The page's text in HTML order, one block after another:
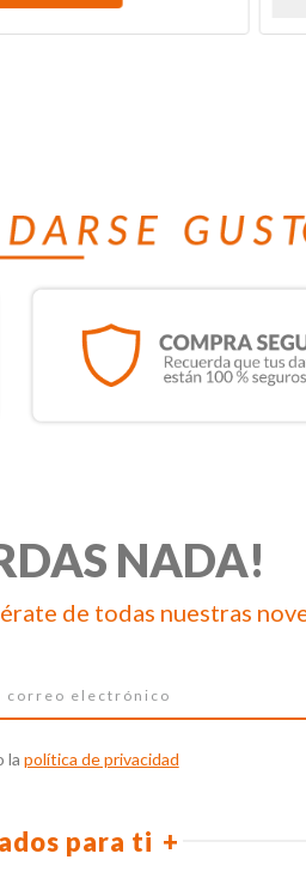
NADA!
de todas nuestras
la política de privacidad
para ti